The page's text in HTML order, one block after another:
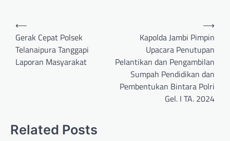
⟵
Gerak Cepat Polsek
Telanaipura Tanggapi
Laporan Masyarakat
Kapolda Jambi Pimpin
Upacara Penutupan
Pelantikan dan Pengambilan
Sumpah Pendidikan dan
Pembentukan Bintara Polri
Gel. I TA. 2024
⟶
Related Posts